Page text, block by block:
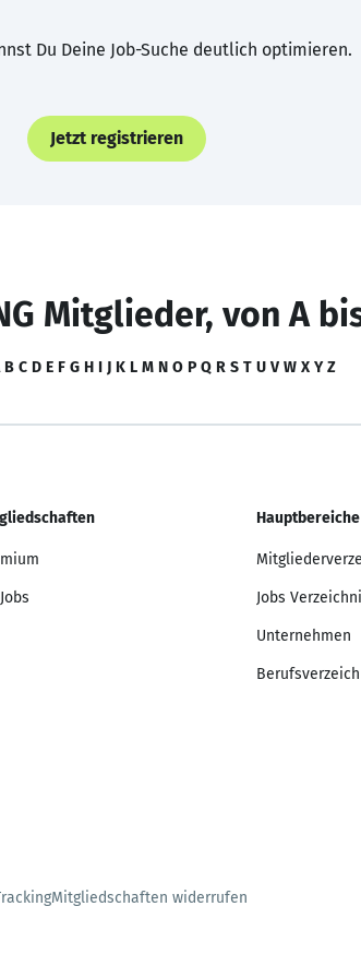
Du Deine Job-Suche deutlich optimieren.
Jetzt registrieren
Mitglieder, von A
B C D E F G H I J K L M N O P Q R S T U V W X Y Z
Hauptbereiche
Jobs
Unternehmen
Mitgliedschaften widerrufen